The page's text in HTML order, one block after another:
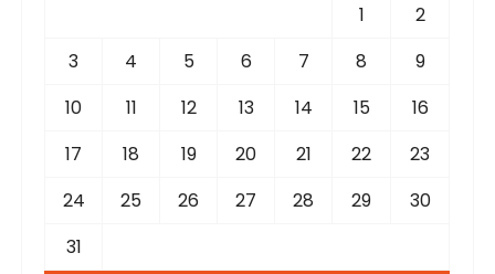
1
2
3
4 5 6 7 8
9
10
11 12 13 14 15
16
17
18 19 20 21 22
23
24
25 26 27 28 29
30
31